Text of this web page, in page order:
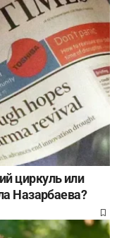
циркуль или
Назарбаева?